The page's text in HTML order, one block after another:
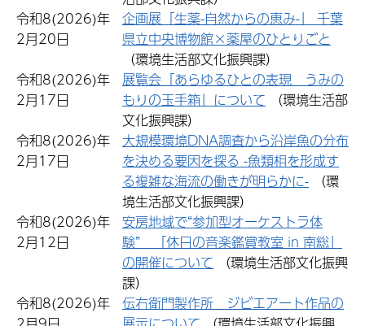
令和8(2026)年
2月20日
企画展「生薬-自然からの恵み-」 千葉
県立中央博物館×薬屋のひとりごと
（環境生活部文化振興課）
令和8(2026)年
2月17日
展覧会「あらゆるひとの表現 うみの
もりの玉手箱」について
文化振興課）
令和8(2026)年
2月17日
大規模環境DNA調査から沿岸魚の分布
を決める要因を探る -魚類相を形成す
る複雑な海流の働きが明らかに-
境生活部文化振興課）
令和8(2026)年
2月12日
安房地域で“参加型オーケストラ体
験” 「休日の音楽鑑賞教室 in 南総」
の開催について
課）
令和8(2026)年 伝右衛門製作所 ジビエアート作品の